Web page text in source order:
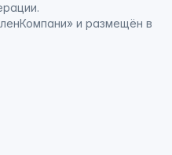
.
и размещён в